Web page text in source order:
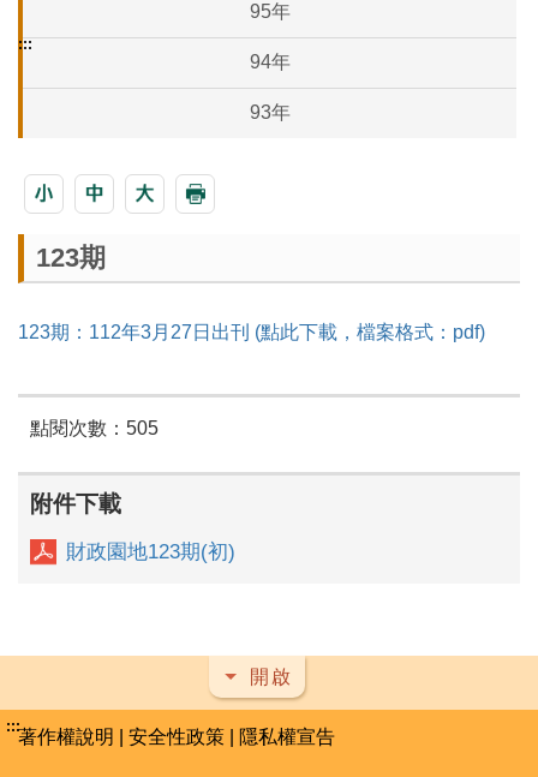
95年
94年
93年
:::
123期
123期：112年3月27日出刊 (點此下載，檔案格式：pdf)
點閱次數：505
附件下載
財政園地123期(初)
開啟
:::著作權說明 安全性政策 隱私權宣告